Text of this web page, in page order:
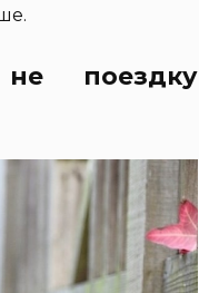
поездку